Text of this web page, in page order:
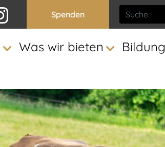
Spenden
Was wir bieten
Bildung